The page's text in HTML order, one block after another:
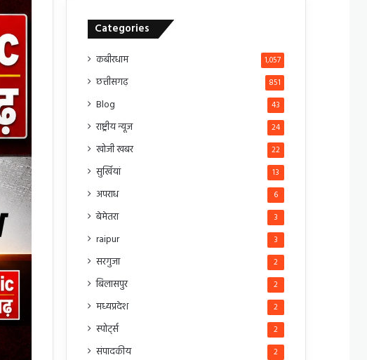
Categories
कबीरधाम 1,057
छत्तीसगढ़ 851
Blog 43
राष्ट्रीय न्यूज 24
खोजी खबर 22
सुर्खियां 13
अपराध 6
बेमेतरा 3
raipur 3
सरगुजा 2
बिलासपुर 2
मध्यप्रदेश 2
स्पोर्ट्स 2
संपादकीय 2